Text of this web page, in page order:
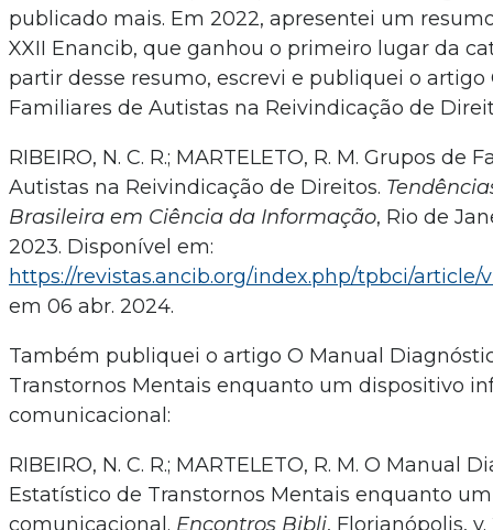
publicado mais. Em 2022, apresentei um
XXII Enancib, que ganhou o primeiro lugar da
partir desse resumo, escrevi e publiquei o artigo
Familiares de Autistas na Reivindicação de
RIBEIRO, N. C. R.; MARTELETO, R. M. Grupos de
Autistas na Reivindicação de Direitos.
Brasileira em Ciência da Informação, Rio de
2023. Disponível em:
https://revistas.ancib.org/index.php/tpbci/article/
em 06 abr. 2024.
Também publiquei o artigo O Manual
Transtornos Mentais enquanto um dispositivo
comunicacional:
RIBEIRO, N. C. R.; MARTELETO, R. M. O Manual
Estatístico de Transtornos Mentais enquanto
comunicacional. Encontros Bibli, Florianópolis, v.